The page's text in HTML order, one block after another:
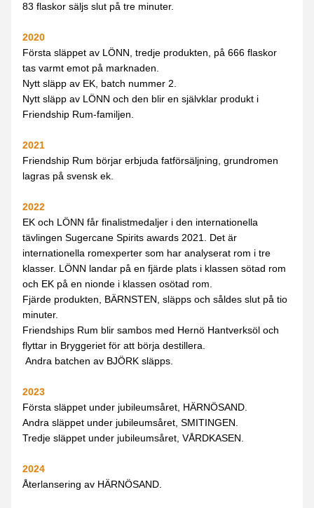
83 flaskor säljs slut på tre minuter.
2020
Första släppet av LÖNN, tredje produkten, på 666 flaskor
tas varmt emot på marknaden.
Nytt släpp av EK, batch nummer 2.
Nytt släpp av LÖNN och den blir en självklar produkt i
Friendship Rum-familjen.
2021
Friendship Rum börjar erbjuda fatförsäljning, grundromen
lagras på svensk ek.
2022
EK och LÖNN får finalistmedaljer i den internationella
tävlingen Sugercane Spirits awards 2021. Det är
internationella romexperter som har analyserat rom i tre
klasser. LÖNN landar på en fjärde plats i klassen sötad rom
och EK på en nionde i klassen osötad rom.
Fjärde produkten, BÄRNSTEN, släpps och såldes slut på tio
minuter.
Friendships Rum blir sambos med Hernö Hantverksöl och
flyttar in Bryggeriet för att börja destillera.
Andra batchen av BJÖRK släpps.
2023
Första släppet under jubileumsåret, HÄRNÖSAND.
Andra släppet under jubileumsåret, SMITINGEN.
Tredje släppet under jubileumsåret, VÅRDKASEN.
2024
Återlansering av HÄRNÖSAND.